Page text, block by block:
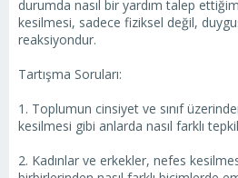
durumda nasıl bir yardım talep
kesilmesi, sadece fiziksel değil,
reaksiyondur.
Tartışma Soruları:
1. Toplumun cinsiyet ve sınıf
kesilmesi gibi anlarda nasıl farklı
2. Kadınlar ve erkekler, nefes